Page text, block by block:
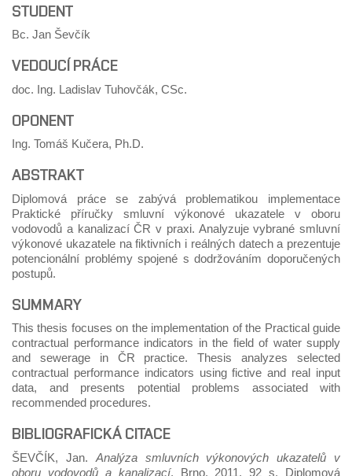
STUDENT
Bc. Jan Ševčík
VEDOUCÍ PRÁCE
doc. Ing. Ladislav Tuhovčák, CSc.
OPONENT
Ing. Tomáš Kučera, Ph.D.
ABSTRAKT
Diplomová práce se zabývá problematikou implementace
Praktické příručky smluvní výkonové ukazatele v oboru
vodovodů a kanalizací ČR v praxi. Analyzuje vybrané smluvní
výkonové ukazatele na fiktivních i reálných datech a prezentuje
potencionální problémy spojené s dodržováním doporučených
postupů.
SUMMARY
This thesis focuses on the implementation of the Practical guide
contractual performance indicators in the field of water supply
and sewerage in ČR practice. Thesis analyzes selected
contractual performance indicators using fictive and real input
data, and presents potential problems associated with
recommended procedures.
BIBLIOGRAFICKÁ CITACE
ŠEVČÍK, Jan. Analýza smluvních výkonových ukazatelů v
oboru vodovodů a kanalizací. Brno, 2011. 92 s. Diplomová